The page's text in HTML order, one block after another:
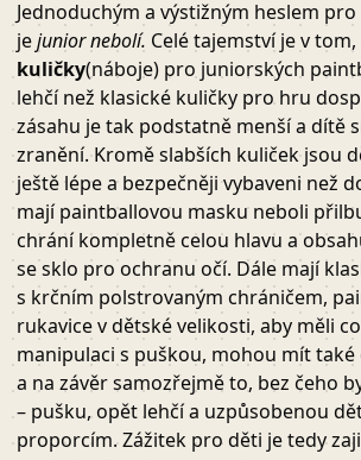
Jednoduchým a výstižným heslem
jejunior nebolí. Celé tajemství je v tom,
kuličky(náboje) pro juniorských
lehčí než klasické kuličky pro hru
zásahu je tak podstatně menší a dítě
zranění. Kromě slabších kuliček jsou
ještě lépe a bezpečněji vybaveni než
mají paintballovou masku neboli
chrání kompletně celou hlavu a
se sklo pro ochranu očí. Dále mají
s krčním polstrovaným chráničem,
rukavice v dětské velikosti, aby měli
manipulaci s puškou, mohou mít
a na závěr samozřejmě to, bez čeho
– pušku, opět lehčí a uzpůsobenou
proporcím. Zážitek pro děti je tedy